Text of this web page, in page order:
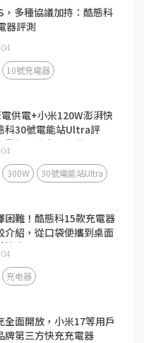
，多種協議加持：酷態科
器評測
10號充電器
供電+小米120W澎湃快
科30號電能站Ultra評
業級」的充電設備
300W 30號電能站Ultra
困難！酷態科15款充電器
介紹，從口袋便攜到桌面
搞定
充电器
全面開放，小米17等用戶
牌第三方快充充電器